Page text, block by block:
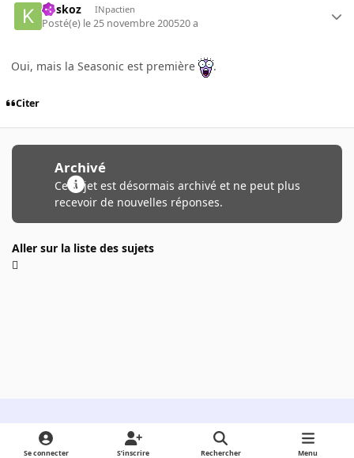
koskoz INpactien
Posté(e) le 25 novembre 200520 a
Oui, mais la Seasonic est première .
Citer
Archivé
Ce sujet est désormais archivé et ne peut plus
recevoir de nouvelles réponses.
Aller sur la liste des sujets
Light ModeDark ModeSystem Preference
Se connecter S’inscrire Rechercher Menu